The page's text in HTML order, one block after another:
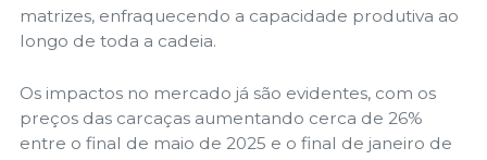
matrizes, enfraquecendo a capacidade produtiva ao
longo de toda a cadeia.
Os impactos no mercado já são evidentes, com os
preços das carcaças aumentando cerca de 26%
entre o final de maio de 2025 e o final de janeiro de